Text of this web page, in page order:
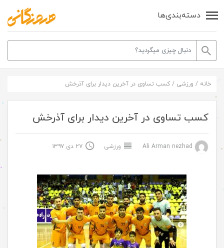
دسته‌بندی‌ها
خانه / ورزشی / کسب تساوی در آخرین دیدار برای آذرخش
کسب تساوی در آخرین دیدار برای آذرخش
ورزشی ۲۷ دی ۱۳۹۷